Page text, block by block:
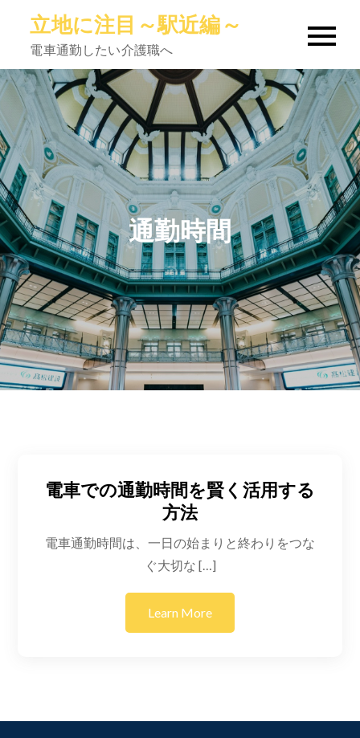
content
立地に注目～駅近編～
電車通勤したい介護職へ
通勤時間
電車での通勤時間を賢く活用する
方法
電車通勤時間は、一日の始まりと終わりをつな
ぐ大切な […]
Learn More